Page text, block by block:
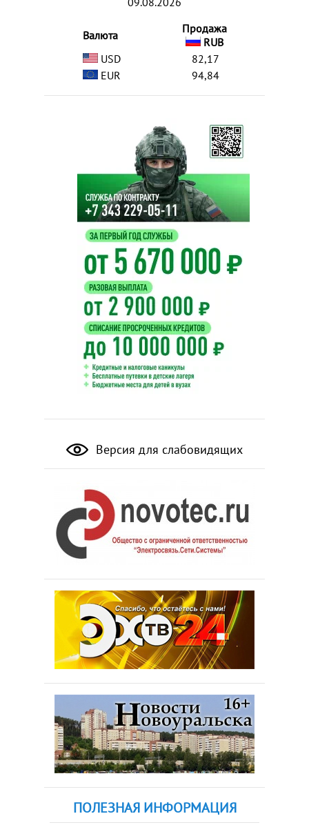
Валюта
Продажа
RUB
USD
82,17
EUR
94,84
Версия для слабовидящих
ПОЛЕЗНАЯ ИНФОРМАЦИЯ